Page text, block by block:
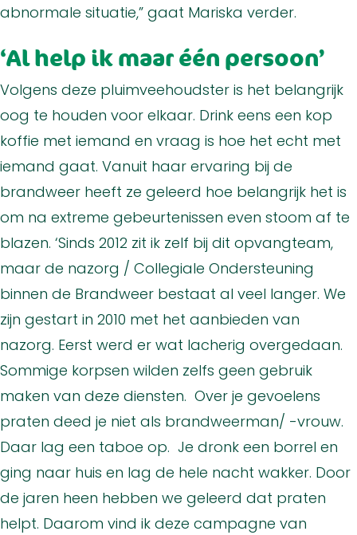
abnormale situatie,” gaat Mariska verder.
‘Al help ik maar één persoon’
Volgens deze pluimveehoudster is het belangrijk
oog te houden voor elkaar. Drink eens een kop
koffie met iemand en vraag is hoe het echt met
iemand gaat. Vanuit haar ervaring bij de
brandweer heeft ze geleerd hoe belangrijk het is
om na extreme gebeurtenissen even stoom af te
blazen. ‘Sinds 2012 zit ik zelf bij dit opvangteam,
maar de nazorg / Collegiale Ondersteuning
binnen de Brandweer bestaat al veel langer. We
zijn gestart in 2010 met het aanbieden van
nazorg. Eerst werd er wat lacherig overgedaan.
Sommige korpsen wilden zelfs geen gebruik
maken van deze diensten. Over je gevoelens
praten deed je niet als brandweerman/ -vrouw.
Daar lag een taboe op. Je dronk een borrel en
ging naar huis en lag de hele nacht wakker. Door
de jaren heen hebben we geleerd dat praten
helpt. Daarom vind ik deze campagne van